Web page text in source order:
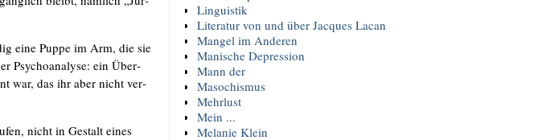
eine Pup­pe im Arm, die sie
Psy­cho­ana­ly­se: ein Über­
war, das ihr aber nicht ver­
nicht in Gestalt eines
Linguistik
Literatur von und über Jacques Lacan
Mangel im Anderen
Manische Depression
Mann der
Masochismus
Mehrlust
Mein ...
Melanie Klein